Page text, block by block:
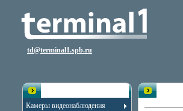
td@terminal1.spb.ru
Камеры видеонаблюдения